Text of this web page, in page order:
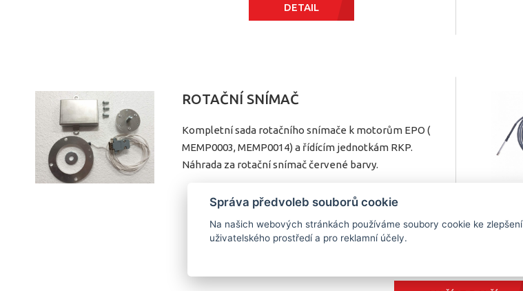
DETAIL
ROTAČNÍ SNÍMAČ
Kompletní sada rotačního snímače k motorům EPO (
MEMP0003, MEMP0014) a řídícím jednotkám RKP.
Náhrada za rotační snímač červené barvy.
DETAIL
Správa předvoleb souborů cookie
Na našich webových stránkách používáme soubory cookie ke zlepšení
uživatelského prostředí a pro reklamní účely.